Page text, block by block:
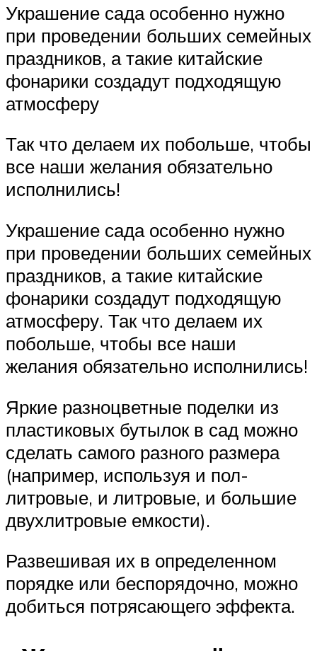
Украшение сада особенно нужно
при проведении больших семейных
праздников, а такие китайские
фонарики создадут подходящую
атмосферу
Так что делаем их побольше, чтобы
все наши желания обязательно
исполнились!
Украшение сада особенно нужно
при проведении больших семейных
праздников, а такие китайские
фонарики создадут подходящую
атмосферу. Так что делаем их
побольше, чтобы все наши
желания обязательно исполнились!
Яркие разноцветные поделки из
пластиковых бутылок в сад можно
сделать самого разного размера
(например, используя и пол-
литровые, и литровые, и большие
двухлитровые емкости).
Развешивая их в определенном
порядке или беспорядочно, можно
добиться потрясающего эффекта.